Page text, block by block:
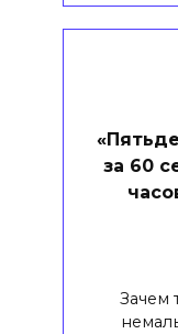
за 60
Зачем